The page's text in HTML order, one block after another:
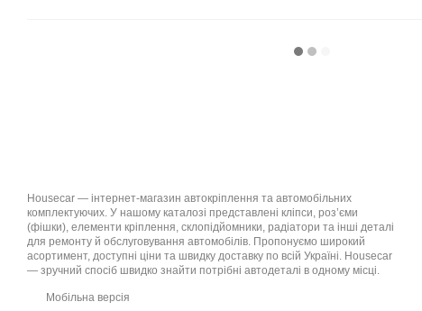
Housecar — інтернет-магазин автокріплення та автомобільних
комплектуючих. У нашому каталозі представлені кліпси, роз’єми
(фішки), елементи кріплення, склопідйомники, радіатори та інші деталі
для ремонту й обслуговування автомобілів. Пропонуємо широкий
асортимент, доступні ціни та швидку доставку по всій Україні. Housecar
— зручний спосіб швидко знайти потрібні автодеталі в одному місці.
Мобільна версія